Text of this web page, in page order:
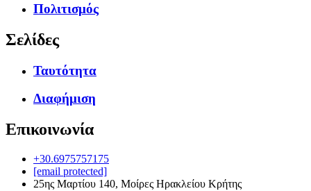
Πολιτισμός
Σελίδες
Ταυτότητα
Διαφήμιση
Επικοινωνία
+30.6975757175
[email protected]
25ης Μαρτίου 140, Μοίρες Ηρακλείου Κρήτης